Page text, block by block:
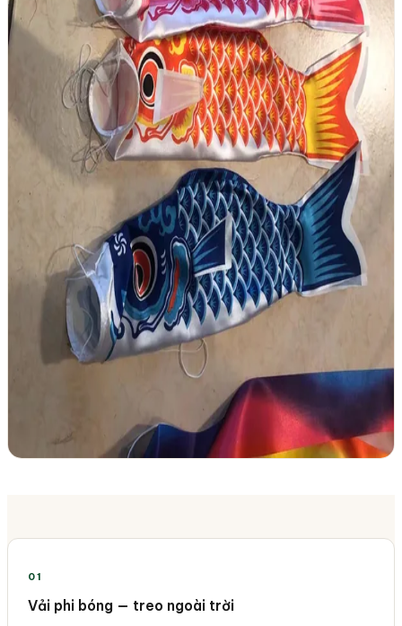
01
Vải phi bóng — treo ngoài trời